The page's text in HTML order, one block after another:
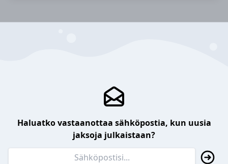
Haluatko vastaanottaa sähköpostia, kun uusia
jaksoja julkaistaan?